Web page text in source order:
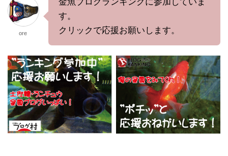
ore
す。
クリックで応援お願いします。